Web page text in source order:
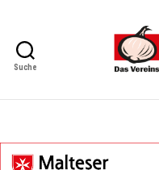
Suche